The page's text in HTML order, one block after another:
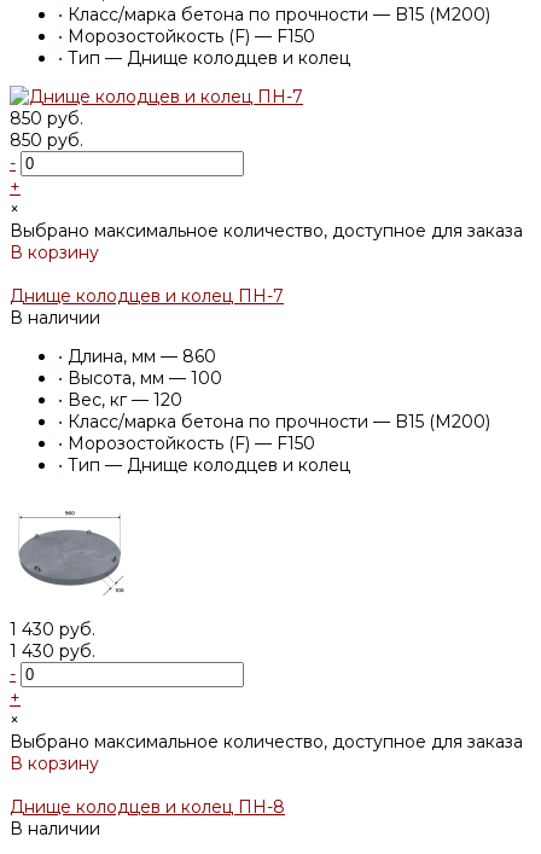
• Класс/марка бетона по прочности — B15 (M200)
• Морозостойкость (F) — F150
• Тип — Днище колодцев и колец
850 руб.
850 руб.
-
+
×
Выбрано максимальное количество, доступное для заказа
В корзину
Днище колодцев и колец ПН-7
В наличии
• Длина, мм — 860
• Высота, мм — 100
• Вес, кг — 120
• Класс/марка бетона по прочности — B15 (M200)
• Морозостойкость (F) — F150
• Тип — Днище колодцев и колец
1 430 руб.
1 430 руб.
-
+
×
Выбрано максимальное количество, доступное для заказа
В корзину
Днище колодцев и колец ПН-8
В наличии